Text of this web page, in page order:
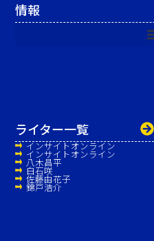
ライター一覧
インサイトオンライン
インサイトオンライン
八木昌平
白石咲
佐藤由花子
錦戸浩介
情報